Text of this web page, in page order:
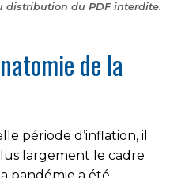
distribution du PDF interdite.
de la
période d’inflation, il
largement le cadre